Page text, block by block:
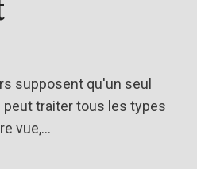
supposent qu'un seul
traiter tous les types
vue,…